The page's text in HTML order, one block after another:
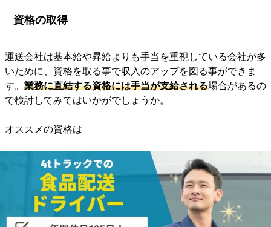
資格の取得
運送会社は基本給や昇給よりも手当を重視している会社が多
いために、資格を取る事で収入のアップを図る事ができま
す。 業務に直結する資格には手当が支給される場合があるの
で検討してみてはいかがでしょうか。
オススメの資格は
フォークリフト
運行管理者
衛生管理者
玉掛け